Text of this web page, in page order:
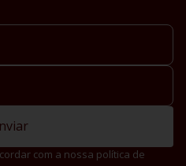
com a nossa política de